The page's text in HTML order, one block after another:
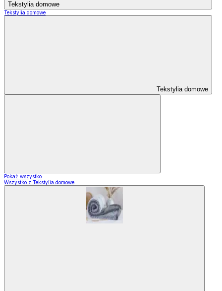
Tekstylia domowe
Tekstylia domowe
Tekstylia domowe
Pokaż wszystko
Wszystko z Tekstylia domowe